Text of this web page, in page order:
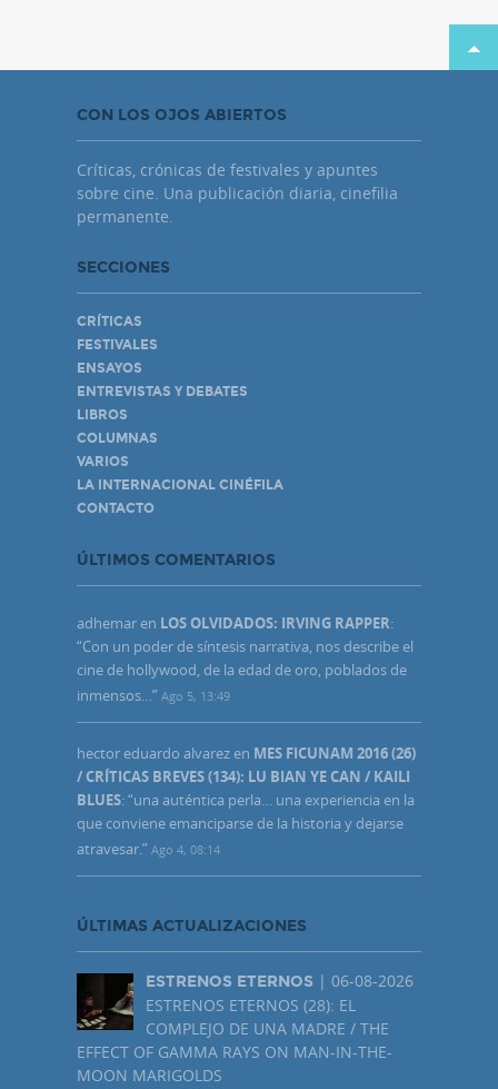
CON LOS OJOS ABIERTOS
Críticas, crónicas de festivales y apuntes
sobre cine. Una publicación diaria, cinefilia
permanente.
SECCIONES
CRÍTICAS
FESTIVALES
ENSAYOS
ENTREVISTAS Y DEBATES
LIBROS
COLUMNAS
VARIOS
LA INTERNACIONAL CINÉFILA
CONTACTO
ÚLTIMOS COMENTARIOS
adhemar en LOS OLVIDADOS: IRVING RAPPER:
“Con un poder de síntesis narrativa, nos describe el
cine de hollywood, de la edad de oro, poblados de
inmensos… ” Ago 5, 13:49
hector eduardo alvarez en MES FICUNAM 2016 (26)
/ CRÍTICAS BREVES (134): LU BIAN YE CAN / KAILI
BLUES: “una auténtica perla… una experiencia en la
que conviene emanciparse de la historia y dejarse
atravesar.” Ago 4, 08:14
ÚLTIMAS ACTUALIZACIONES
ESTRENOS ETERNOS | 06-08-2026
ESTRENOS ETERNOS (28): EL
COMPLEJO DE UNA MADRE / THE
EFFECT OF GAMMA RAYS ON MAN-IN-THE-
MOON MARIGOLDS